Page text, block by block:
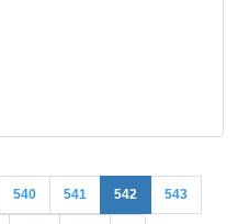
540 541 542 543